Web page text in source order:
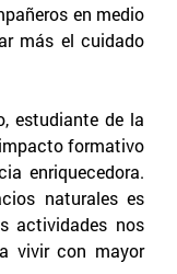
en medio
más el cuidado
estudiante de la
formativo
enriquecedora.
naturales es
actividades nos
vivir con mayor